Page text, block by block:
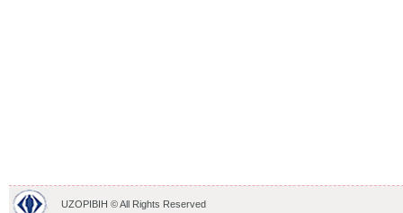
UZOPIBIH © All Rights Reserved